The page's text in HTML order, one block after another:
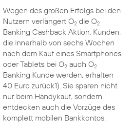
Wegen des großen Erfolgs bei den
Nutzern verlängert O2die O2
Banking Cashback Aktion. Kunden,
die innerhalb von sechs Wochen
nach dem Kauf eines Smartphones
oder Tablets bei O2auch O2
Banking Kunde werden, erhalten
40 Euro zurück1). Sie sparen nicht
nur beim Handykauf, sondern
entdecken auch die Vorzüge des
komplett mobilen Bankkontos.